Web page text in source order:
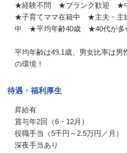
★経験不問　★ブランク歓迎　★
★子育てママ在籍中　★主夫・主
中　★平均年齢40歳　★40代が
平均年齢は49.1歳、男女比率は男
の環境！
待遇・福利厚生
昇給有
賞与年2回（6・12月）
役職手当（5千円～2.5万円／月）
深夜手当あり